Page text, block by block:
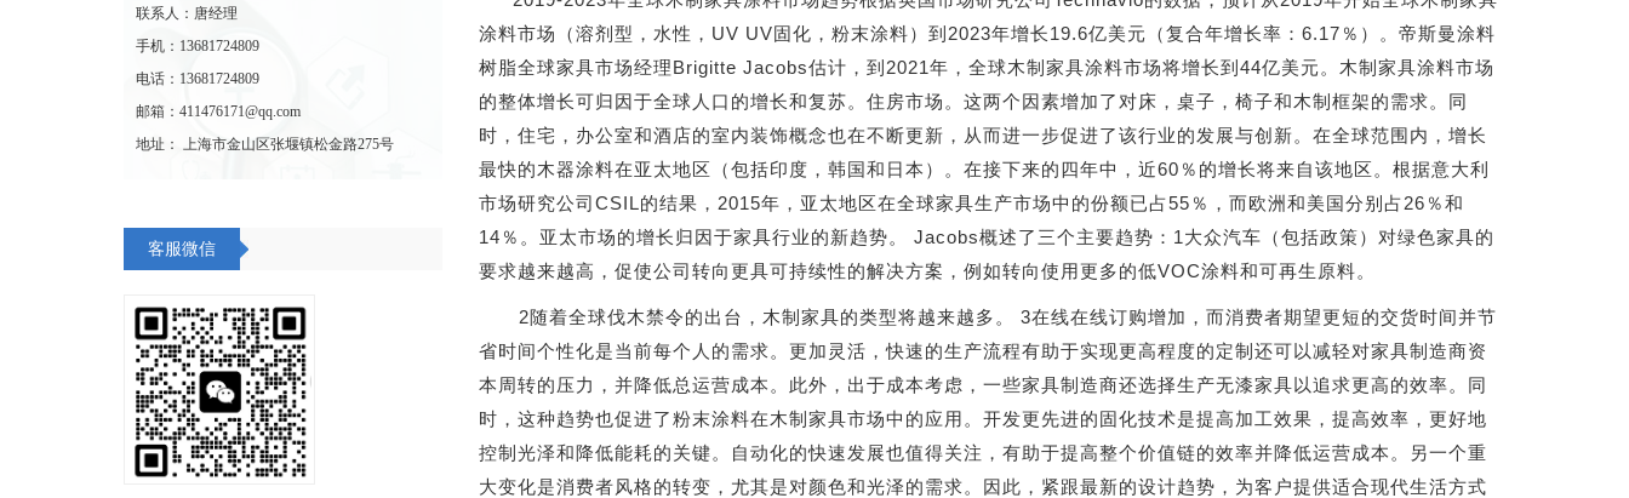
涂料市场（溶剂型，水性，UV UV固化，粉末涂料）到2023年增长19.6亿美元（复合年增长率：6.17％）。帝斯曼涂料
树脂全球家具市场经理Brigitte Jacobs估计，到2021年，全球木制家具涂料市场将增长到44亿美元。木制家具涂料市场
的整体增长可归因于全球人口的增长和复苏。住房市场。这两个因素增加了对床，桌子，椅子和木制框架的需求。同
时，住宅，办公室和酒店的室内装饰概念也在不断更新，从而进一步促进了该行业的发展与创新。在全球范围内，增长
最快的木器涂料在亚太地区（包括印度，韩国和日本）。在接下来的四年中，近60％的增长将来自该地区。根据意大利
市场研究公司CSIL的结果，2015年，亚太地区在全球家具生产市场中的份额已占55％，而欧洲和美国分别占26％和
14％。亚太市场的增长归因于家具行业的新趋势。 Jacobs概述了三个主要趋势：1大众汽车（包括政策）对绿色家具的
要求越来越高，促使公司转向更具可持续性的解决方案，例如转向使用更多的低VOC涂料和可再生原料。
2随着全球伐木禁令的出台，木制家具的类型将越来越多。 3在线在线订购增加，而消费者期望更短的交货时间并节
省时间个性化是当前每个人的需求。更加灵活，快速的生产流程有助于实现更高程度的定制还可以减轻对家具制造商资
本周转的压力，并降低总运营成本。此外，出于成本考虑，一些家具制造商还选择生产无漆家具以追求更高的效率。同
时，这种趋势也促进了粉末涂料在木制家具市场中的应用。开发更先进的固化技术是提高加工效果，提高效率，更好地
控制光泽和降低能耗的关键。自动化的快速发展也值得关注，有助于提高整个价值链的效率并降低运营成本。另一个重
大变化是消费者风格的转变，尤其是对颜色和光泽的需求。因此，紧跟最新的设计趋势，为客户提供适合现代生活方式
联系人：唐经理
手机：13681724809
电话：13681724809
邮箱：411476171@qq.com
地址： 上海市金山区张堰镇松金路275号
客服微信